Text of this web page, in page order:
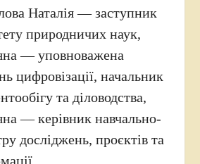
Наталія — заступник
природничих наук,
— уповноважена
цифровізації, начальник
та діловодства,
— керівник навчально-
досліджень, проєктів та